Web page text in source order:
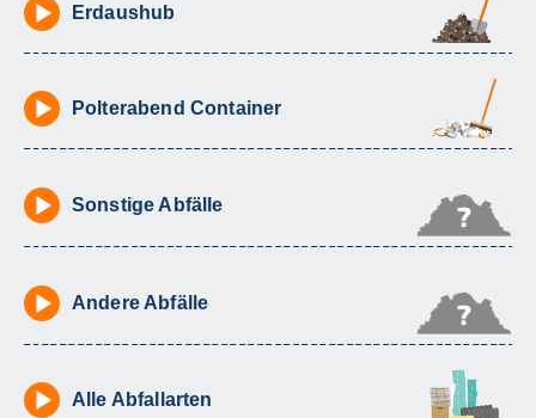
Erdaushub
Polterabend Container
Sonstige Abfälle
Andere Abfälle
Alle Abfallarten